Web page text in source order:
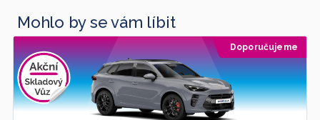
Mohlo by se vám líbit
Doporučujeme